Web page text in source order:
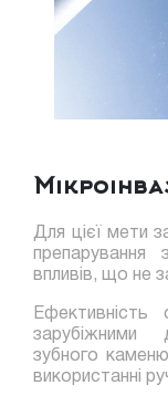
Для цієї мети
препарування
впливів, що не
Ефективність
зарубіжними
зубного
використанні